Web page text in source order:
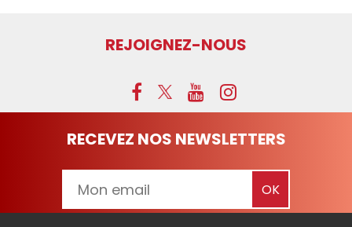
REJOIGNEZ-NOUS
RECEVEZ NOS NEWSLETTERS